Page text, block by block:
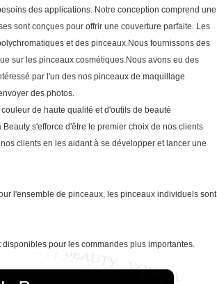
des applications. Notre conception comprend une
sont conçues pour offrir une couverture parfaite. Les
et des pinceaux.Nous fournissons des
sur les pinceaux cosmétiques.Nous avons eu des
par l'un des nos pinceaux de maquillage
des photos.
de haute qualité et d'outils de beauté
Beauty s'efforce d'être le premier choix de nos clients
clients en les aidant à se développer et lancer une
l'ensemble de pinceaux, les pinceaux individuels sont
pour les commandes plus importantes.